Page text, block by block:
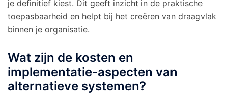
je definitief kiest. Dit geeft inzicht in de praktische
toepasbaarheid en helpt bij het creëren van draagvlak
binnen je organisatie.
Wat zijn de kosten en
implementatie-aspecten van
alternatieve systemen?